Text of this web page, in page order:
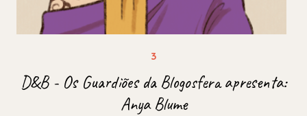
D&B - Os Guardiões da Blogosfera apresenta:
Anya Blume